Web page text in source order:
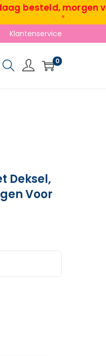
morgen
Klantenservice
0
Deksel,
Voor